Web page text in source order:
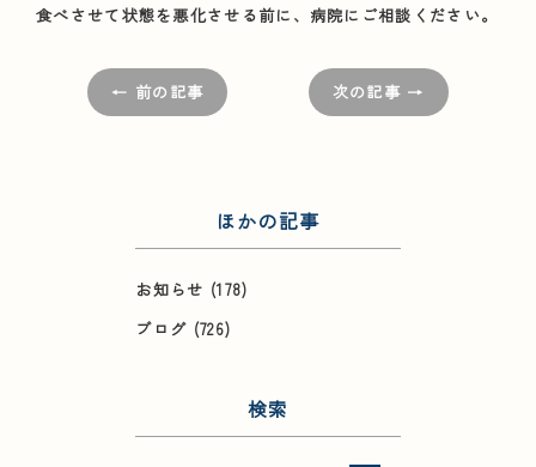
食べさせて状態を悪化させる前に、病院にご相談ください。
← 前の記事 次の記事 →
ほかの記事
お知らせ (178)
ブログ (726)
検索